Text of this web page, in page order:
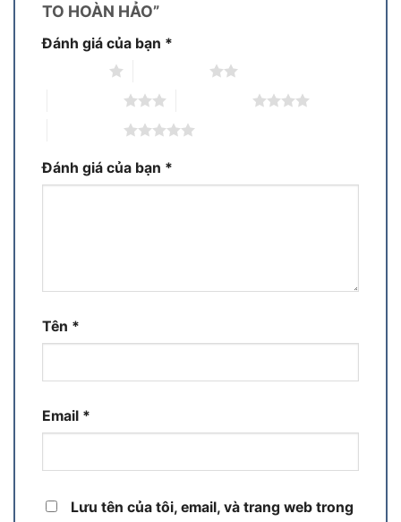
TO HOÀN HẢO”
Đánh giá của bạn *
Đánh giá của bạn *
Tên *
Email *
Lưu tên của tôi, email, và trang web trong